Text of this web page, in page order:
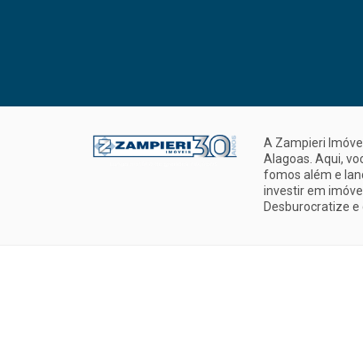
A Zampieri
Alagoas. Aqui,
fomos além e
investir em
Desburocratize e